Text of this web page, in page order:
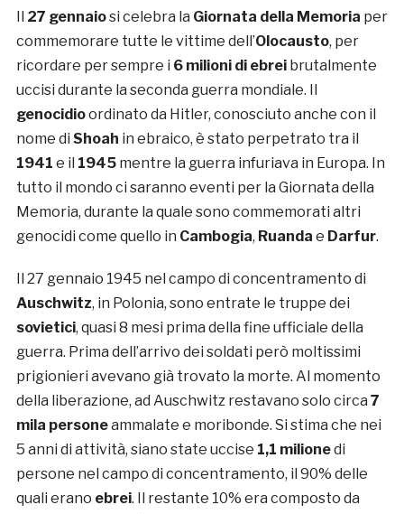
Il 27 gennaiosi celebra la Giornata della Memoria per
commemorare tutte le vittime dell’Olocausto, per
ricordare per sempre i 6 milioni di ebreibrutalmente
uccisi durante la seconda guerra mondiale. Il
genocidioordinato da Hitler, conosciuto anche con il
nome di Shoah in ebraico, è stato perpetrato tra il
1941 e il 1945mentre la guerra infuriava in Europa. In
tutto il mondo ci saranno eventi per la Giornata della
Memoria, durante la quale sono commemorati altri
genocidi come quello in Cambogia, Ruanda e Darfur.
Il 27 gennaio 1945 nel campo di concentramento di
Auschwitz, in Polonia, sono entrate le truppe dei
sovietici, quasi 8 mesi prima della fine ufficiale della
guerra. Prima dell’arrivo dei soldati però moltissimi
prigionieri avevano già trovato la morte. Al momento
della liberazione, ad Auschwitz restavano solo circa 7
mila personeammalate e moribonde. Si stima che nei
5 anni di attività, siano state uccise 1,1 milionedi
persone nel campo di concentramento, il 90% delle
quali erano ebrei. Il restante 10% era composto da